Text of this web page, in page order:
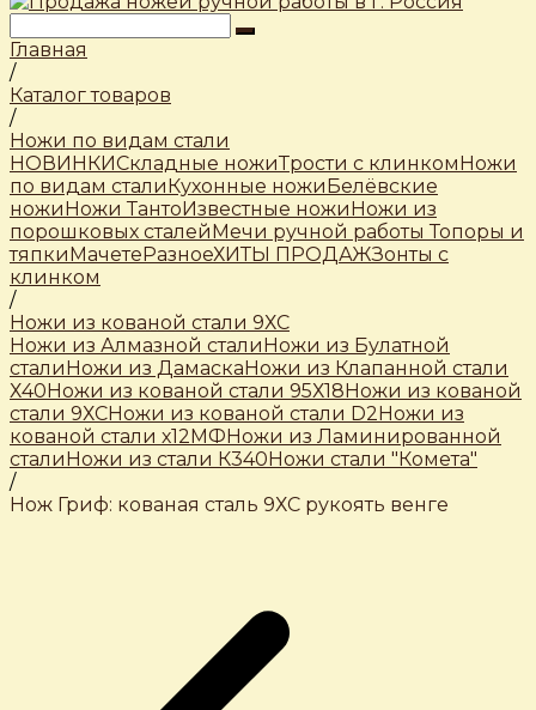
Главная
/
Каталог товаров
/
Ножи по видам стали
НОВИНКИСкладные ножиТрости c клинкомНожи
по видам сталиКухонные ножиБелёвские
ножиНожи ТантоИзвестные ножиНожи из
порошковых сталейМечи ручной работыТопоры и
тяпкиМачетеРазноеХИТЫ ПРОДАЖЗонты с
клинком
/
Ножи из кованой стали 9ХС
Ножи из Алмазной сталиНожи из Булатной
сталиНожи из ДамаскаНожи из Клапанной стали
Х40Ножи из кованой стали 95Х18Ножи из кованой
стали 9ХСНожи из кованой стали D2Ножи из
кованой стали х12МФНожи из Ламинированной
сталиНожи из стали К340Ножи стали "Комета"
/
Нож Гриф: кованая сталь 9ХС рукоять венге